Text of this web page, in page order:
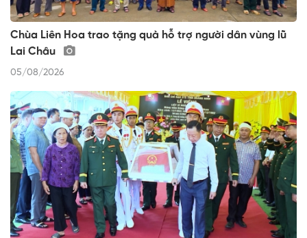
Chùa Liên Hoa trao tặng quà hỗ trợ người dân vùng lũ
Lai Châu
05/08/2026